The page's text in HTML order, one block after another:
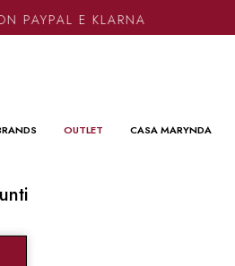
PAYPAL E KLARNA
OUTLET CASA MARYNDA